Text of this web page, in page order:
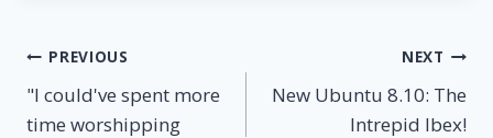
Post
navigation
PREVIOUS
"I could've spent more
time worshipping
NEXT
New Ubuntu 8.10: The
Intrepid Ibex!